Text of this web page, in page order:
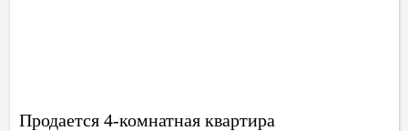
Продается 4-комнатная квартира